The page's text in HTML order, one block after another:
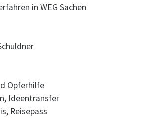
in WEG Sachen
Opferhilfe
Ideentransfer
Reisepass